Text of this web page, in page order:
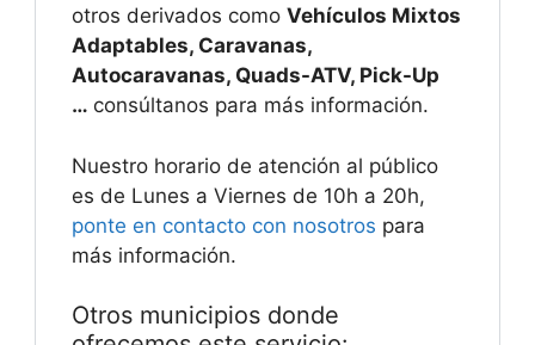
otros derivados como Vehículos Mixtos
Adaptables, Caravanas,
Autocaravanas, Quads-ATV, Pick-Up
… consúltanos para más información.
Nuestro horario de atención al público
es de Lunes a Viernes de 10h a 20h,
ponte en contacto con nosotros para
más información.
Otros municipios donde